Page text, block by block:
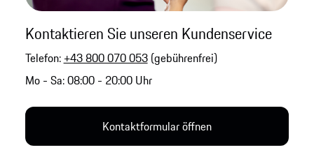
Kontaktieren Sie unseren Kundenservice
Telefon: +43 800 070 053(gebührenfrei)
Mo - Sa: 08:00 - 20:00 Uhr
Kontaktformular öffnen